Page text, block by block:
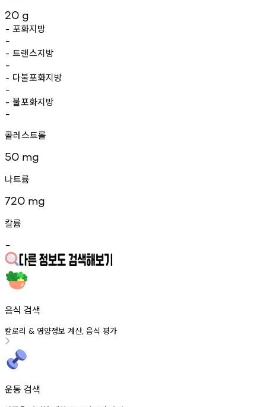
20 g
- 포화지방
-
- 트랜스지방
-
- 다불포화지방
-
- 불포화지방
-
콜레스트롤
50 mg
나트륨
720 mg
칼륨
-
음식 검색
칼로리 & 영양정보 계산, 음식 평가
운동 검색